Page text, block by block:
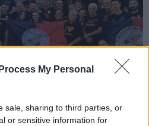
My Personal
sale, sharing to third parties, or
or sensitive information for